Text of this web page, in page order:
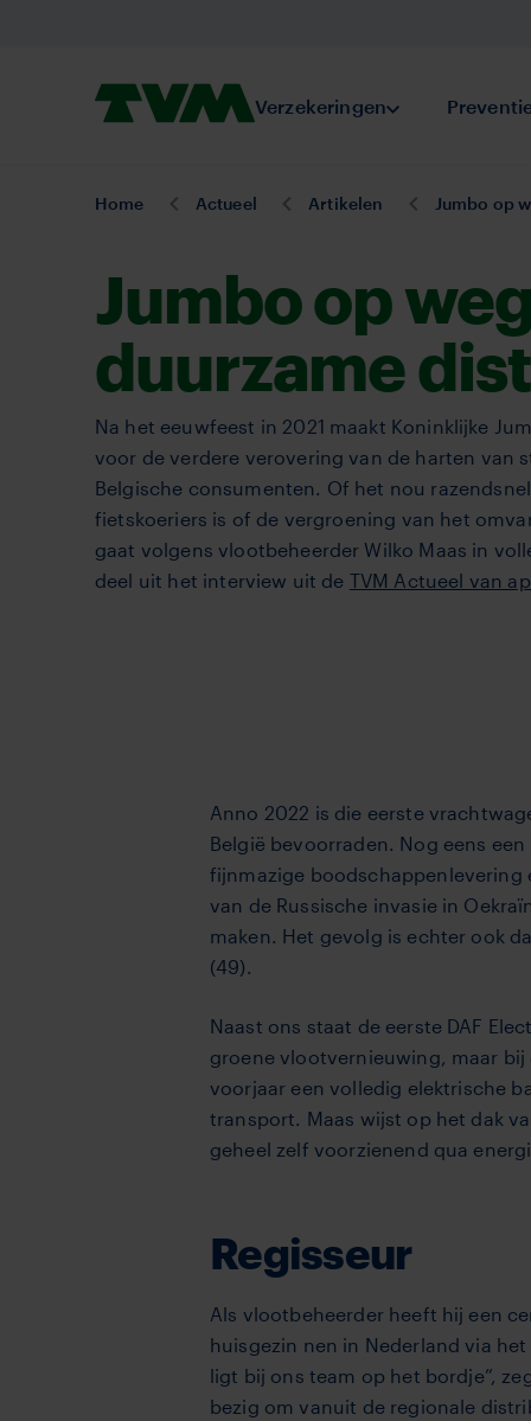
Homepage,
VerzekeringenSubmenu
U
Home Actueel Artikelen Jumbo op
Jumbo op
duurzame
Na het eeuwfeest in 2021 maakt Koninklijke
voor de verdere verovering van de harten van
Belgische consumenten. Of het nou
fietskoeriers is of de vergroening van het
gaat volgens vlootbeheerder Wilko Maas in
deel uit het interview uit de TVM Actueel van
Anno 2022 is die eerste
België bevoorraden. Nog eens
fijnmazige bood­schappenlevering
van de Russische invasie in
maken. Het gevolg is echter ook
(49).
Naast ons staat de eerste DAF
groene vlootvernieuwing, maar
voorjaar een volledig elektri­sche
transport. Maas wijst op het dak
geheel zelf­ voorzienend qua
Regisseur
Als vlootbeheerder heeft hij een
huisgezin­ nen in Nederland via
ligt bij ons team op het bordje”,
bezig om vanuit de regionale